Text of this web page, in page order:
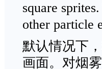
square
other particle
默认情况下
画面。对烟